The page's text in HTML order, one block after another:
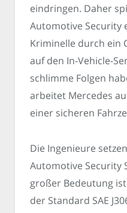
eindringen. Daher
Automotive Security
Kriminelle durch ein
auf den In-Vehicle-
schlimme Folgen
arbeitet Mercedes
einer sicheren
Die Ingenieure
Automotive Security
großer Bedeutung
der Standard SAE